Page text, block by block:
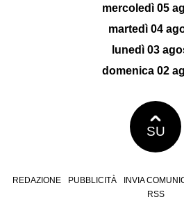
mercoledì 05
martedì 04
lunedì 03
domenica 02
SU
REDAZIONE PUBBLICITÀ INVIA
RSS